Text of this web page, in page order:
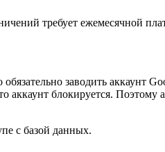
требует ежемесячной
заводить аккаунт
блокируется. Поэтому
с базой данных.